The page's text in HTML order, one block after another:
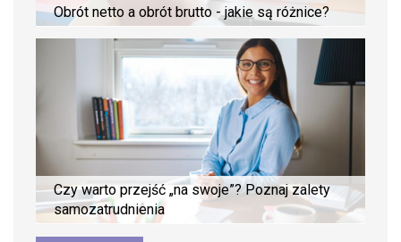
Obrót netto a obrót brutto - jakie są różnice?
Czy warto przejść „na swoje”? Poznaj zalety
samozatrudnienia